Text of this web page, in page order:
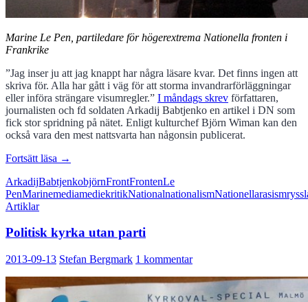
Marine Le Pen, partiledare för högerextrema Nationella fronten i
Frankrike
”Jag inser ju att jag knappt har några läsare kvar. Det finns ingen att
skriva för. Alla har gått i väg för att storma invandrarförläggningar
eller införa strängare visumregler.” I måndags skrev författaren,
journalisten och fd soldaten Arkadij Babtjenko en artikel i DN som
fick stor spridning på nätet. Enligt kulturchef Björn Wiman kan den
också vara den mest nattsvarta han någonsin publicerat.
Fortsätt läsa Nationalisterna
inga
underdogs
→
ArkadijBabtjenkobjörnFrontFrontenLe
PenMarinemediamediekritikNationalnationalismNationellarasism
Artiklar
Politisk kyrka utan parti
2013-09-13 Stefan Bergmark 1 kommentar